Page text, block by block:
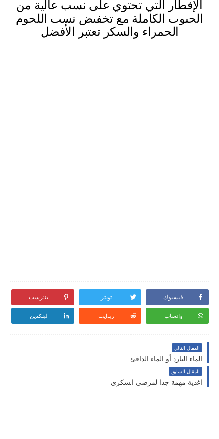
الإفطار التي تحتوي على نسب عالية من
الحبوب الكاملة مع تخفيض نسب اللحوم
الحمراء والسكر تعتبر الأفضل
فيسبوك تويتر بنترست
واتساب ريدايت لينكدين
المقال التالي
الماء البارد أو الماء الدافئ
المقال السابق
اغذية مهمة جدا لمرضى السكري